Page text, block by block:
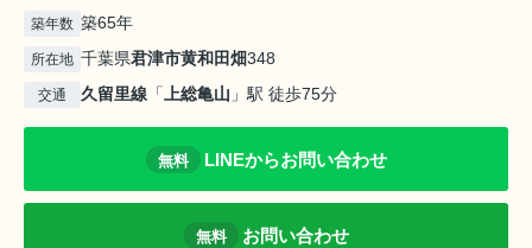
築年数 築65年
所在地 千葉県君津市黄和田畑348
交通 久留里線 「上総亀山 」駅 徒歩75分
無料 LINEからお問い合わせ
無料 お問い合わせ